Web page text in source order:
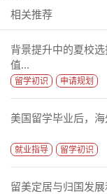
相关推荐
背景提升中的夏校
值...
留学初识 申请规划
美国留学毕业后，
就业指导 留学初识
留美定居与归国发